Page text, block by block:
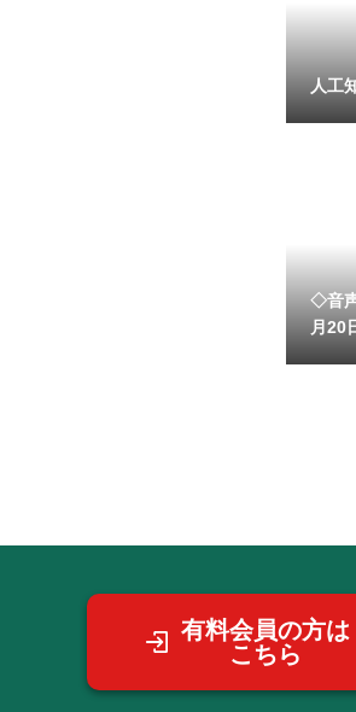
人工
◇音
月20
有料会員の方は
こちら